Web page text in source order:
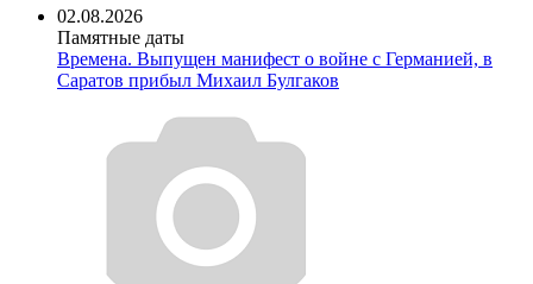
02.08.2026
Памятные даты
Времена. Выпущен манифест о войне с Германией, в
Саратов прибыл Михаил Булгаков